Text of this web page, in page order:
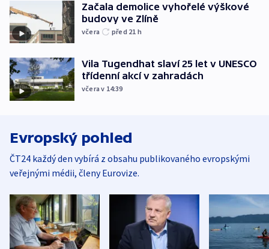
Začala demolice vyhořelé výškové
budovy ve Zlíně
včera před 21 h
Vila Tugendhat slaví 25 let v UNESCO
třídenní akcí v zahradách
včera v 14:39
Evropský pohled
ČT24 každý den vybírá z obsahu publikovaného evropskými
veřejnými médii, členy Eurovize.